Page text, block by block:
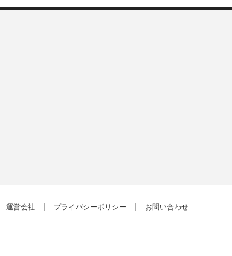
運営会社 プライバシーポリシー お問い合わせ